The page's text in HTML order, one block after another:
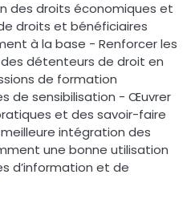
des droits économiques et
droits et bénéficiaires
à la base - Renforcer les
détenteurs de droit en
de formation
de sensibilisation - Œuvrer
et des savoir-faire
intégration des
une bonne utilisation
d’information et de